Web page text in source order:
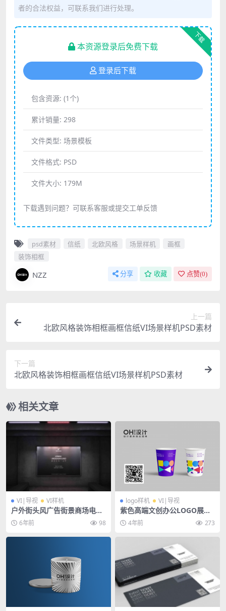
者的合法权益，可联系我们进行处理。
下载
本资源登录后免费下载
登录后下载
包含资源: (1个)
累计销量: 298
文件类型: 场景模板
文件格式: PSD
文件大小: 179M
下载遇到问题？可联系客服或提交工单反馈
psd素材 信纸 北欧风格 场景样机
画框
装饰相框
NZZ 分享 收藏 点赞(0)
上一篇
北欧风格装饰相框画框信纸VI场景样机PSD素材
下一篇
北欧风格装饰相框画框信纸VI场景样机PSD素材
相关文章
VI|导视 VI样机
户外街头风广告街景商场电梯
店铺海报橱窗地铁展览画展画
框样机
6年前 98
logo样机 VI|导视
紫色高端文创办公LOGO展会
VI品牌服饰广告PSD样机
4年前 273